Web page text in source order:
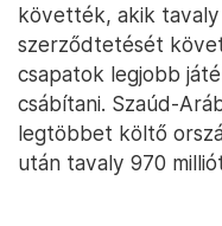
követték, akik tavaly
szerződtetését
csapatok legjobb
csábítani. Szaúd-
legtöbbet költő
után tavaly 970